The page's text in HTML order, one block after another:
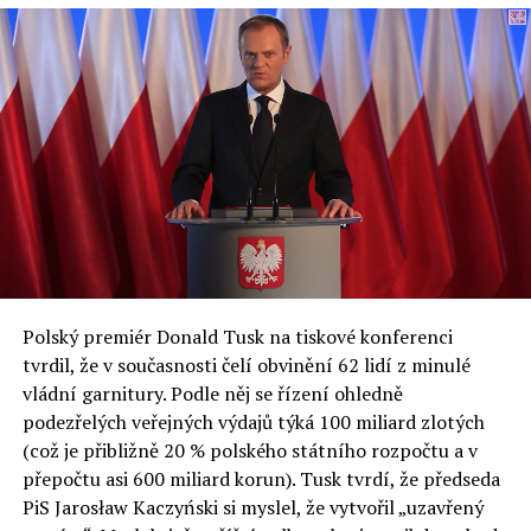
fóra, který se skládá z více než 350 akcí týkajících se
celého spektra témat ze světa evropské politiky.
inovativní ekonomiky, občanské společnosti, ochrany
životního prostředí a bezpečnosti.
Jednou z klíčových událostí XXXIII. ekonomického fóra
bude prezentace zprávy připravené Varšavskou
ekonomickou školou a Ekonomickým fórem. Odborníci
ze SGH již posedmé představili analýzy nejdůležitějších
ekonomických a sociálních problémů v Polsku a střední
Otázky spojené s vývojem umělé inteligence budou na
fóru AI zvláště diskutovanou oblastí. Fórum AI bude
zahrnovat vyhrazenou tematickou trať skládající se z
panelů, prezentací, workshopů a speciálních akcí.
Budou diskutovány klíčové otázky vlivu umělé
inteligence ve společnosti, ale i v sektoru veřejných a
Polský premiér Donald Tusk na tiskové konferenci
tvrdil, že v současnosti čelí obvinění 62 lidí z minulé
vládní garnitury. Podle něj se řízení ohledně
podezřelých veřejných výdajů týká 100 miliard zlotých
(což je přibližně 20 % polského státního rozpočtu a v
přepočtu asi 600 miliard korun). Tusk tvrdí, že předseda
PiS Jarosław Kaczyński si myslel, že vytvořil „uzavřený